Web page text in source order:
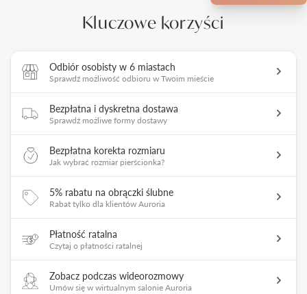
Kluczowe korzyści
Odbiór osobisty w 6 miastach
Sprawdź możliwość odbioru w Twoim mieście
Bezpłatna i dyskretna dostawa
Sprawdź możliwe formy dostawy
Bezpłatna korekta rozmiaru
Jak wybrać rozmiar pierścionka?
5% rabatu na obrączki ślubne
Rabat tylko dla klientów Auroria
Płatność ratalna
Czytaj o płatności ratalnej
Zobacz podczas wideorozmowy
Umów się w wirtualnym salonie Auroria